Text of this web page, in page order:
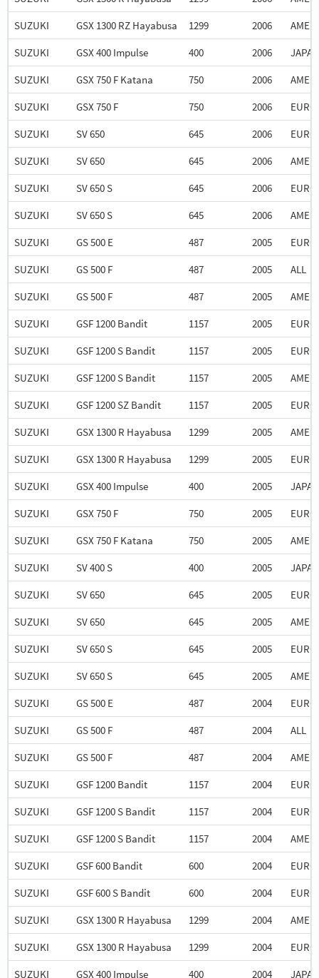
SUZUKI
GSX 1300 RZ Hayabusa 1299 2006
SUZUKI
GSX 400 Impulse 400 2006
JAPAN
SUZUKI
GSX 750 F Katana 750 2006
SUZUKI
GSX 750 F 750 2006
SUZUKI
SV 650 645 2006
SUZUKI
SV 650 645 2006
SUZUKI
SV 650 S 645 2006
SUZUKI
SV 650 S 645 2006
SUZUKI
GS 500 E 487 2005
SUZUKI
GS 500 F 487 2005
ALL
SUZUKI
GS 500 F 487 2005
SUZUKI
GSF 1200 Bandit 1157 2005
SUZUKI
GSF 1200 S Bandit 1157 2005
SUZUKI
GSF 1200 S Bandit 1157 2005
SUZUKI
GSF 1200 SZ Bandit 1157 2005
SUZUKI
GSX 1300 R Hayabusa 1299 2005
SUZUKI
GSX 1300 R Hayabusa 1299 2005
SUZUKI
GSX 400 Impulse 400 2005
JAPAN
SUZUKI
GSX 750 F 750 2005
SUZUKI
GSX 750 F Katana 750 2005
SUZUKI
SV 400 S 400 2005
JAPAN
SUZUKI
SV 650 645 2005
SUZUKI
SV 650 645 2005
SUZUKI
SV 650 S 645 2005
SUZUKI
SV 650 S 645 2005
SUZUKI
GS 500 E 487 2004
SUZUKI
GS 500 F 487 2004
ALL
SUZUKI
GS 500 F 487 2004
SUZUKI
GSF 1200 Bandit 1157 2004
SUZUKI
GSF 1200 S Bandit 1157 2004
SUZUKI
GSF 1200 S Bandit 1157 2004
SUZUKI
GSF 600 Bandit 600 2004
SUZUKI
GSF 600 S Bandit 600 2004
SUZUKI
GSX 1300 R Hayabusa 1299 2004
SUZUKI
GSX 1300 R Hayabusa 1299 2004
SUZUKI
GSX 400 Impulse 400 2004 JAPAN